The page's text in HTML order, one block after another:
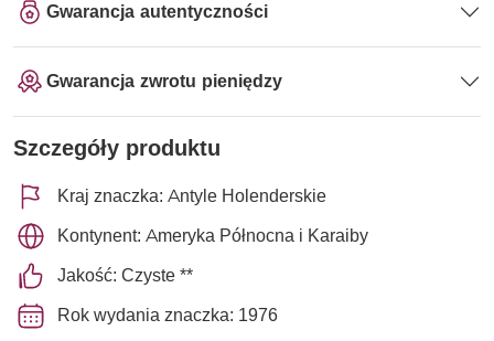
Gwarancja autentyczności
Gwarancja zwrotu pieniędzy
Szczegóły produktu
Kraj znaczka: Antyle Holenderskie
Kontynent: Ameryka Północna i Karaiby
Jakość: Czyste **
Rok wydania znaczka: 1976